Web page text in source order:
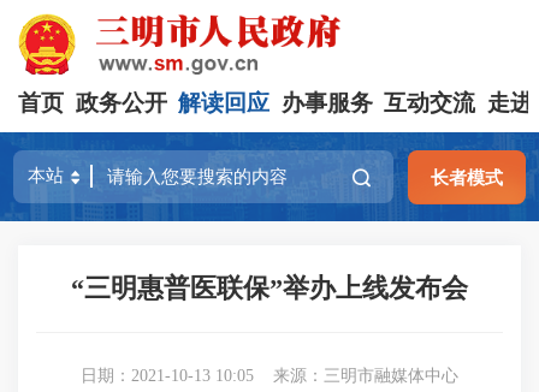
首页 政务公开 解读回应 办事服务 互动交流 走进
长者模式
“三明惠普医联保”举办上线发布会
日期：2021-10-13 10:05 来源：三明市融媒体中心